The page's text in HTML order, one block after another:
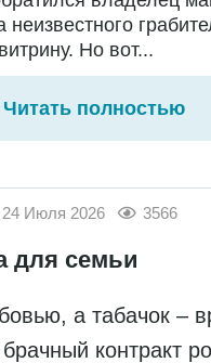
Но вот...
Читать полностью
24 Июля 2026 3566
для семьи
а табачок –
контракт